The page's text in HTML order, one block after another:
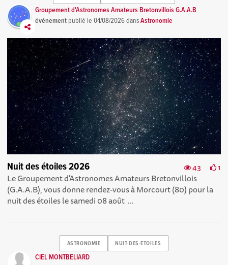
Groupement d'Astronomes Amateurs Bretonvillois G.A.A.B
événement publié le04/08/2026dansAstronomie
43 1
Nuit des étoiles 2026
Le Groupement d'Astronomes Amateurs Bretonvillois
(G.A.A.B), vous donne rendez-vous à Morcourt (80) pour la
nuit des étoiles le samedi 08 août ...
ASTRONOMIE NUIT-DES-ETOILES
CIEL MONTBELIARD